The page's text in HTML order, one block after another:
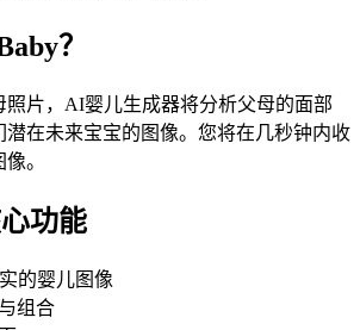
？
照片，AI婴儿生成器将分析父母的面部
潜在未来宝宝的图像。您将在几秒钟内收
。
功能
的婴儿图像
组合